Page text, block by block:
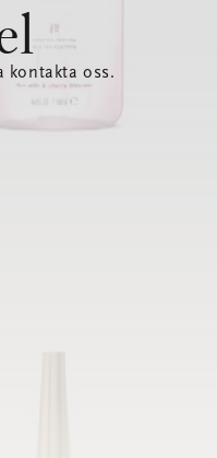
kontakta oss.